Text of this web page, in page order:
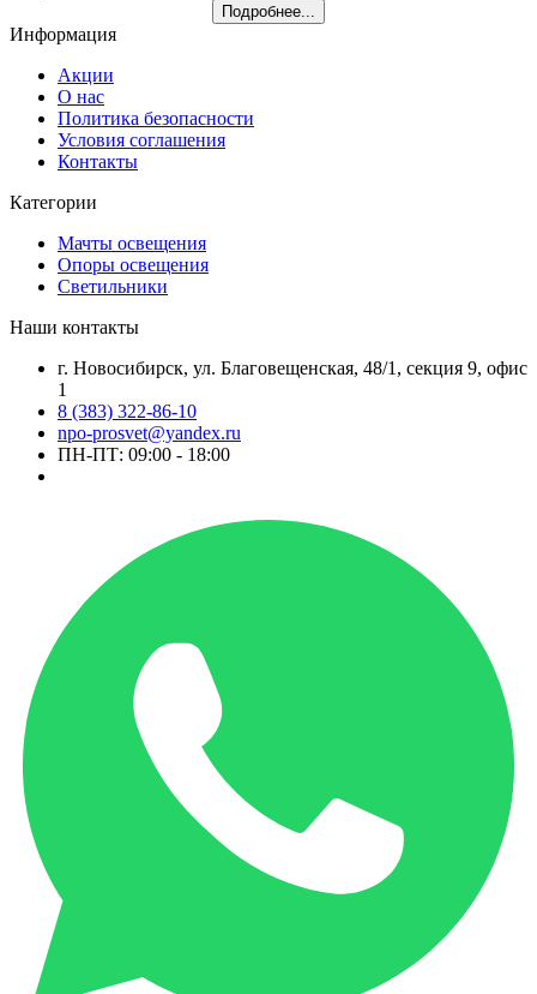
Подробнее...
Информация
Акции
О нас
Политика безопасности
Условия соглашения
Контакты
Категории
Мачты освещения
Опоры освещения
Светильники
Наши контакты
г. Новосибирск, ул. Благовещенская, 48/1, секция 9, офис
1
8 (383) 322-86-10
npo-prosvet@yandex.ru
ПН-ПТ: 09:00 - 18:00